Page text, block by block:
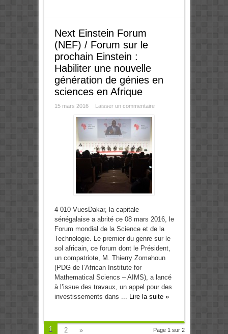
Next Einstein Forum
(NEF) / Forum sur le
prochain Einstein :
Habiliter une nouvelle
génération de génies en
sciences en Afrique
15 mars 2016 Laisser un commentaire
4 010 VuesDakar, la capitale
sénégalaise a abrité ce 08 mars 2016, le
Forum mondial de la Science et de la
Technologie. Le premier du genre sur le
sol africain, ce forum dont le Président,
un compatriote, M. Thierry Zomahoun
(PDG de l’African Institute for
Mathematical Sciencs – AIMS), a lancé
à l’issue des travaux, un appel pour des
investissements dans ... Lire la suite »
Page 1 sur 2
1 2 »